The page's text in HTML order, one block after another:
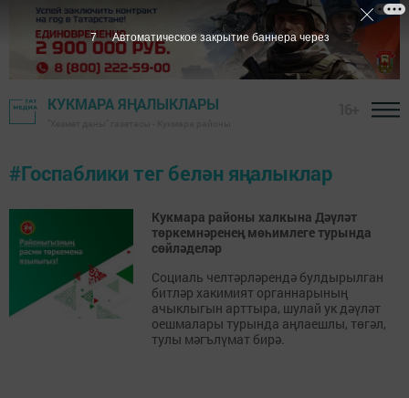
КУКМАРА ЯҢАЛЫКЛАРЫ
#Госпаблики тег белән яңалыклар
Кукмара районы халкына Дәүләт
төркемнәренең мөһимлеге турында
сөйләделәр
Социаль челтәрләрендә булдырылган
битләр хакимият органнарының
ачыклыгын арттыра, шулай ук дәүләт
оешмалары турында аңлаешлы, төгәл,
тулы мәгълүмат бирә.
7 Автоматическое закрытие баннера через